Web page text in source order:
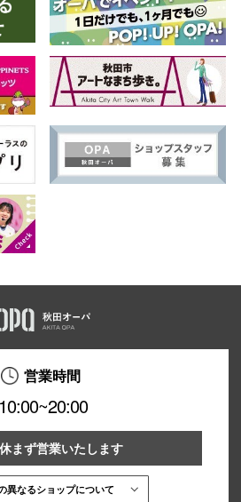
営業時間
10:00~20:00
まず営業いたします
異なるショップについて